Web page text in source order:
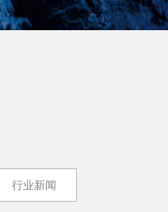
人力资源 外贸推广
行业新闻